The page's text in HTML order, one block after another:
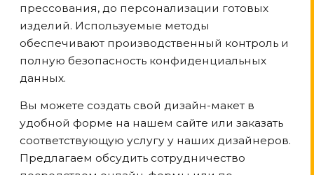
прессования, до персонализации готовых
изделий. Используемые методы
обеспечивают производственный контроль и
полную безопасность конфиденциальных
данных.
Вы можете создать свой дизайн-макет в
удобной форме на нашем сайте или заказать
соответствующую услугу у наших дизайнеров.
Предлагаем обсудить сотрудничество